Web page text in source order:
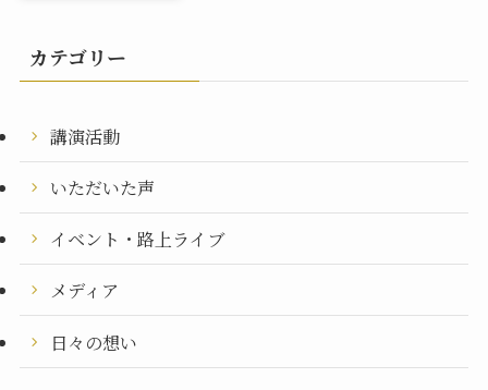
カテゴリー
講演活動
いただいた声
イベント・路上ライブ
メディア
日々の想い